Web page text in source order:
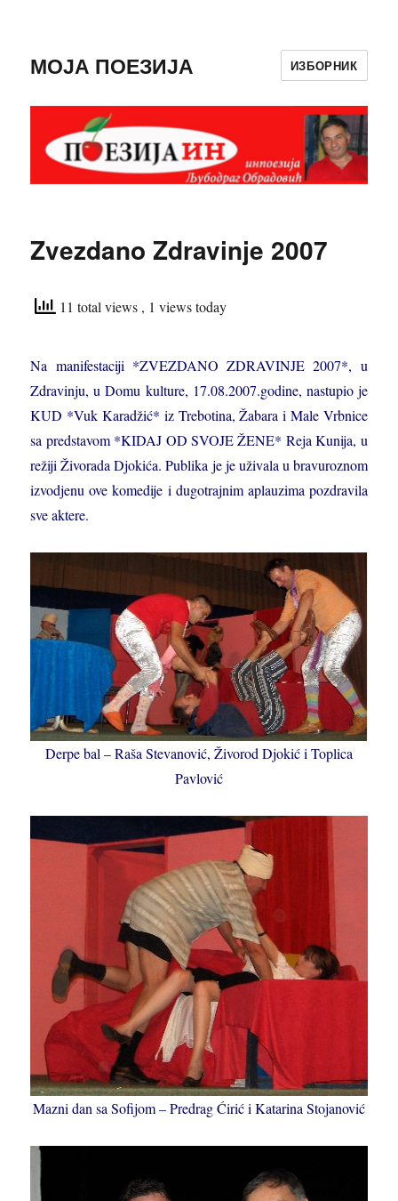
МОЈА ПОЕЗИЈА ИЗБОРНИК
Zvezdano Zdravinje 2007
11 total views , 1 views today
Na manifestaciji *ZVEZDANO ZDRAVINJE 2007*, u
Zdravinju, u Domu kulture, 17.08.2007.godine, nastupio je
KUD *Vuk Karadžić* iz Trebotina, Žabara i Male Vrbnice
sa predstavom *KIDAJ OD SVOJE ŽENE* Reja Kunija, u
režiji Živorada Djokića. Publika je je uživala u bravuroznom
izvodjenu ove komedije i dugotrajnim aplauzima pozdravila
sve aktere.
Derpe bal – Raša Stevanović, Živorod Djokić i Toplica
Pavlović
Mazni dan sa Sofijom – Predrag Ćirić i Katarina Stojanović